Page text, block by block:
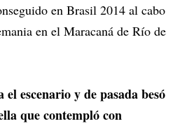
en Brasil 2014 al cabo
en el Maracaná de Río de
escenario y de pasada besó
que contempló con